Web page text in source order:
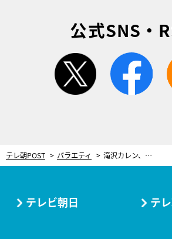
公式SNS・
twitter
テレ朝POST バラエティ 滝沢カレン、珍回答連発でスタジオ騒然！前代未聞の事態が起こり…「ヤラセがまったくない」
テレビ朝日 テ